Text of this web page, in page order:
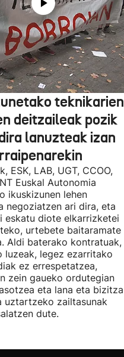
teknikarien
deitzaileak pozik
lanuzteak izan
ESK, LAB, UGT, CCOO,
Euskal Autonomia
ikuskizunen lehen
negoziatzen ari dira, eta
eskatu diote elkarrizketei
urtebete baitaramate
Aldi baterako kontratuak,
luzeak, legez ezarritako
ez errespetatzea,
zein gaueko ordutegian
eta lana eta bizitza
uztartzeko zailtasunak
dute.